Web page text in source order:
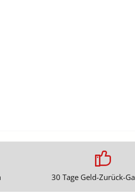
30 Tage Geld-Zurück-